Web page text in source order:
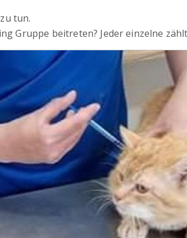
tun.
Gruppe beitreten? Jeder einzelne